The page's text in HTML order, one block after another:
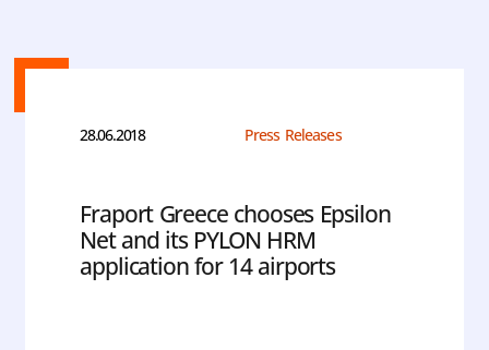
28.06.2018 Press Releases
Fraport Greece chooses Epsilon
Net and its PYLON HRM
application for 14 airports